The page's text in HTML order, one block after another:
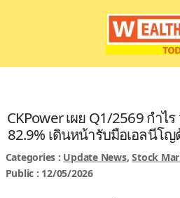
CKPower เผย Q1/2569 กำไ
82.9% เดินหน้ารับมือเอลนีโ
Categories : Update News,Stock
Public : 12/05/2026